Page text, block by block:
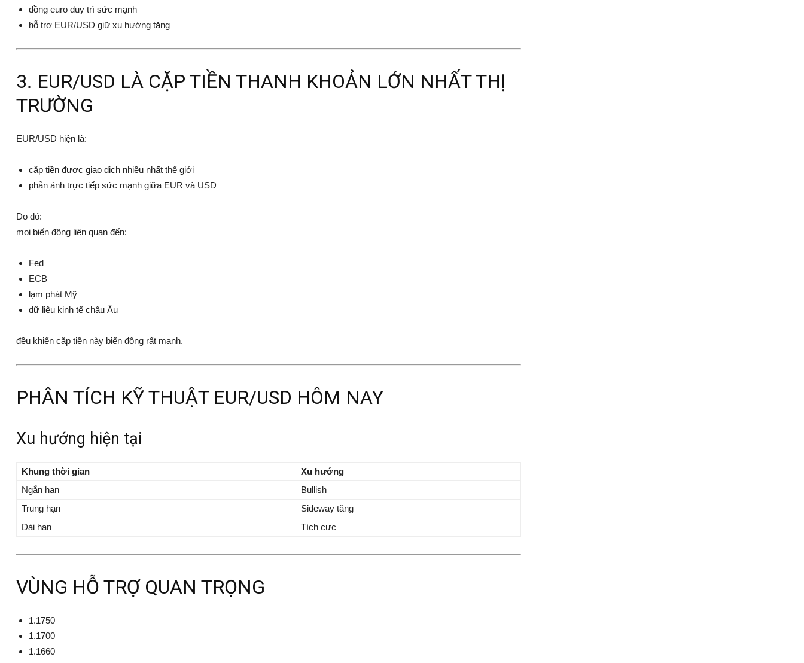
đồng euro duy trì sức mạnh
hỗ trợ EUR/USD giữ xu hướng tăng
3. EUR/USD LÀ CẶP TIỀN THANH KHOẢN LỚN NHẤT THỊ
TRƯỜNG
EUR/USD hiện là:
cặp tiền được giao dịch nhiều nhất thế giới
phản ánh trực tiếp sức mạnh giữa EUR và USD
Do đó:
mọi biến động liên quan đến:
Fed
ECB
lạm phát Mỹ
dữ liệu kinh tế châu Âu
đều khiến cặp tiền này biến động rất mạnh.
PHÂN TÍCH KỸ THUẬT EUR/USD HÔM NAY
Xu hướng hiện tại
Khung thời gian
Xu hướng
Ngắn hạn
Bullish
Trung hạn
Sideway tăng
Dài hạn
Tích cực
VÙNG HỖ TRỢ QUAN TRỌNG
1.1750
1.1700
1.1660